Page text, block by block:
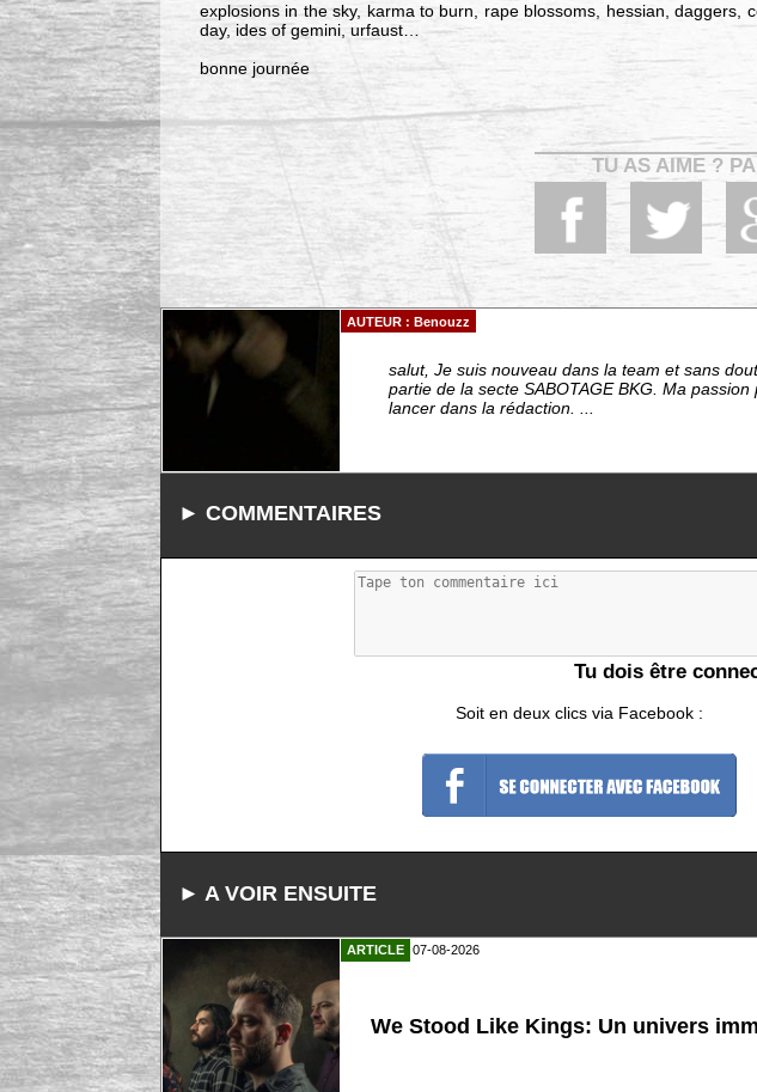
explosions in the sky, karma to burn, rape blossoms, hessian, daggers,
day, ides of gemini, urfaust…
bonne journée
TU AS AIME ?
AUTEUR : Benouzz
salut, Je suis nouveau dans la team et sans
partie de la secte SABOTAGE BKG. Ma
lancer dans la rédaction. ...
► COMMENTAIRES
Tu dois être
Soit en deux clics via Facebook :
► A VOIR ENSUITE
ARTICLE 07-08-2026
We Stood Like Kings: Un univers